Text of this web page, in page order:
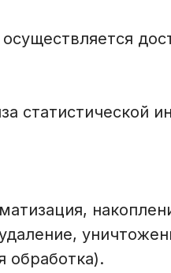
статистической
обработка).